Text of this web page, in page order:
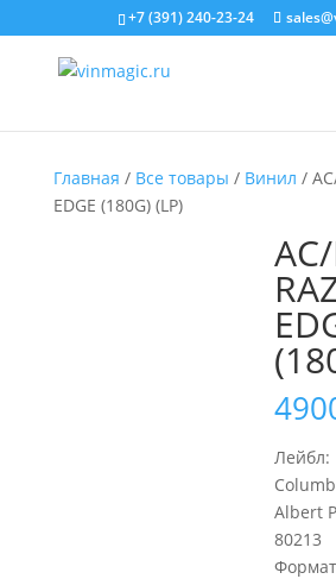
+7 (391) 240-23-24
Главная / Все товары / Винил /
EDGE (180G) (LP)
Лейбл:
Albert
80213